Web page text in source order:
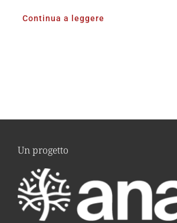
Continua a leggere
Un progetto